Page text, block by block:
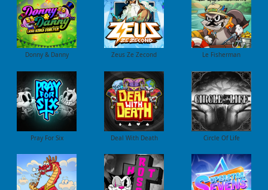
Donny & Danny Zeus Ze Zecond Le Fisherman
Pray For Six Deal With Death Circle Of Life